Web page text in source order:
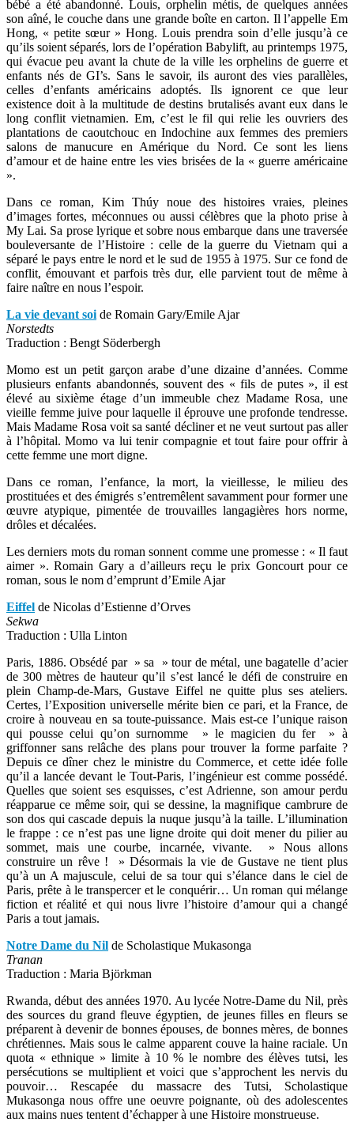
bébé a été abandonné. Louis, orphelin métis, de quelques années
son aîné, le couche dans une grande boîte en carton. Il l’appelle Em
Hong, « petite sœur » Hong. Louis prendra soin d’elle jusqu’à ce
qu’ils soient séparés, lors de l’opération Babylift, au printemps 1975,
qui évacue peu avant la chute de la ville les orphelins de guerre et
enfants nés de GI’s. Sans le savoir, ils auront des vies parallèles,
celles d’enfants américains adoptés. Ils ignorent ce que leur
existence doit à la multitude de destins brutalisés avant eux dans le
long conflit vietnamien. Em, c’est le fil qui relie les ouvriers des
plantations de caoutchouc en Indochine aux femmes des premiers
salons de manucure en Amérique du Nord. Ce sont les liens
d’amour et de haine entre les vies brisées de la « guerre américaine
».
Dans ce roman, Kim Thúy noue des histoires vraies, pleines
d’images fortes, méconnues ou aussi célèbres que la photo prise à
My Lai. Sa prose lyrique et sobre nous embarque dans une traversée
bouleversante de l’Histoire : celle de la guerre du Vietnam qui a
séparé le pays entre le nord et le sud de 1955 à 1975. Sur ce fond de
conflit, émouvant et parfois très dur, elle parvient tout de même à
faire naître en nous l’espoir.
La vie devant soi de Romain Gary/Emile Ajar
Norstedts
Traduction : Bengt Söderbergh
Momo est un petit garçon arabe d’une dizaine d’années. Comme
plusieurs enfants abandonnés, souvent des « fils de putes », il est
élevé au sixième étage d’un immeuble chez Madame Rosa, une
vieille femme juive pour laquelle il éprouve une profonde tendresse.
Mais Madame Rosa voit sa santé décliner et ne veut surtout pas aller
à l’hôpital. Momo va lui tenir compagnie et tout faire pour offrir à
cette femme une mort digne.
Dans ce roman, l’enfance, la mort, la vieillesse, le milieu des
prostituées et des émigrés s’entremêlent savamment pour former une
œuvre atypique, pimentée de trouvailles langagières hors norme,
drôles et décalées.
Les derniers mots du roman sonnent comme une promesse : « Il faut
aimer ». Romain Gary a d’ailleurs reçu le prix Goncourt pour ce
roman, sous le nom d’emprunt d’Emile Ajar
Eiffel de Nicolas d’Estienne d’Orves
Sekwa
Traduction : Ulla Linton
Paris, 1886. Obsédé par » sa » tour de métal, une bagatelle d’acier
de 300 mètres de hauteur qu’il s’est lancé le défi de construire en
plein Champ-de-Mars, Gustave Eiffel ne quitte plus ses ateliers.
Certes, l’Exposition universelle mérite bien ce pari, et la France, de
croire à nouveau en sa toute-puissance. Mais est-ce l’unique raison
qui pousse celui qu’on surnomme » le magicien du fer » à
griffonner sans relâche des plans pour trouver la forme parfaite ?
Depuis ce dîner chez le ministre du Commerce, et cette idée folle
qu’il a lancée devant le Tout-Paris, l’ingénieur est comme possédé.
Quelles que soient ses esquisses, c’est Adrienne, son amour perdu
réapparue ce même soir, qui se dessine, la magnifique cambrure de
son dos qui cascade depuis la nuque jusqu’à la taille. L’illumination
le frappe : ce n’est pas une ligne droite qui doit mener du pilier au
sommet, mais une courbe, incarnée, vivante. » Nous allons
construire un rêve ! » Désormais la vie de Gustave ne tient plus
qu’à un A majuscule, celui de sa tour qui s’élance dans le ciel de
Paris, prête à le transpercer et le conquérir… Un roman qui mélange
fiction et réalité et qui nous livre l’histoire d’amour qui a changé
Paris a tout jamais.
Notre Dame du Nil de Scholastique Mukasonga
Tranan
Traduction : Maria Björkman
Rwanda, début des années 1970. Au lycée Notre-Dame du Nil, près
des sources du grand fleuve égyptien, de jeunes filles en fleurs se
préparent à devenir de bonnes épouses, de bonnes mères, de bonnes
chrétiennes. Mais sous le calme apparent couve la haine raciale. Un
quota « ethnique » limite à 10 % le nombre des élèves tutsi, les
persécutions se multiplient et voici que s’approchent les nervis du
pouvoir… Rescapée du massacre des Tutsi, Scholastique
Mukasonga nous offre une oeuvre poignante, où des adolescentes
aux mains nues tentent d’échapper à une Histoire monstrueuse.